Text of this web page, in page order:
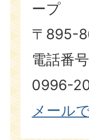
ープ
〒895-
電話番
0996-
メール